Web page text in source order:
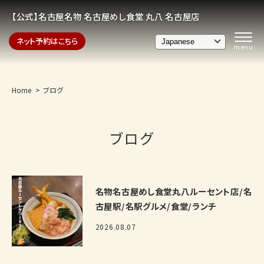
【公式】名古屋名物 名古屋めし食堂 丸八 名古屋店
ネット予約はこちら
Home ブログ
ブログ
名物名古屋めし食堂丸八ルーセント店/名
古屋駅/名駅グルメ/食堂/ランチ
2026.08.07